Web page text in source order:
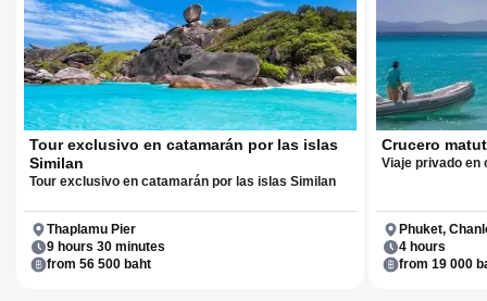
Tour exclusivo en catamarán por las islas
Similan
Tour exclusivo en catamarán por las islas Similan
Thaplamu Pier
9 hours 30 minutes
from 56 500 baht
Crucero
Viaje privado en
Phuket,
4 hours
from 19 000